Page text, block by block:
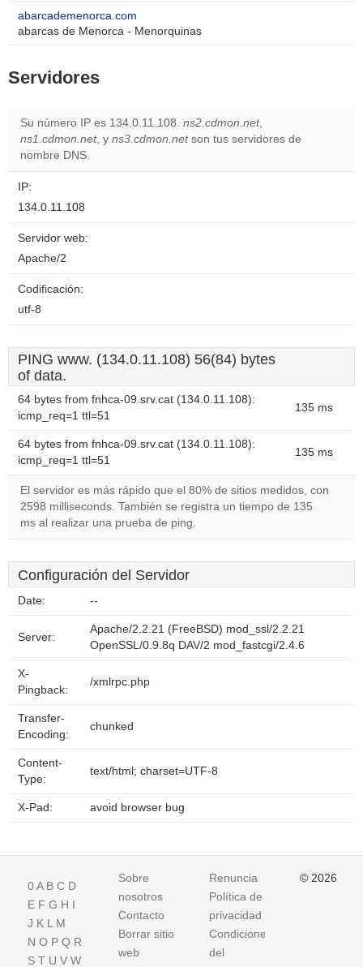
abarcademenorca.com
abarcas de Menorca - Menorquinas
Servidores
Su número IP es 134.0.11.108. ns2.cdmon.net,
ns1.cdmon.net, y ns3.cdmon.netson tus servidores de
nombre DNS.
IP:
134.0.11.108
Servidor web:
Apache/2
Codificación:
utf-8
PING www. (134.0.11.108) 56(84) bytes
of data.
64 bytes from fnhca-09.srv.cat (134.0.11.108):
icmp_req=1 ttl=51
135 ms
64 bytes from fnhca-09.srv.cat (134.0.11.108):
icmp_req=1 ttl=51
135 ms
El servidor es más rápido que el 80% de sitios medidos, con
2598 milliseconds. También se registra un tiempo de 135
ms al realizar una prueba de ping.
Configuración del Servidor
Date: --
Server:
Apache/2.2.21 (FreeBSD) mod_ssl/2.2.21
OpenSSL/0.9.8q DAV/2 mod_fastcgi/2.4.6
X-
Pingback:
/xmlrpc.php
Transfer-
Encoding:
chunked
Content-
Type:
text/html; charset=UTF-8
X-Pad: avoid browser bug
0A B C D
E F G H I
J K L M
N O P Q R
S T U V W
Sobre
nosotros
Contacto
Borrar sitio
web
Renuncia
Política de
privacidad
Condiciones
del
© 2026